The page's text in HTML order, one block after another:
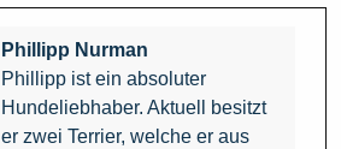
Phillipp Nurman
Phillipp ist ein absoluter
Hundeliebhaber. Aktuell besitzt
er zwei Terrier, welche er aus